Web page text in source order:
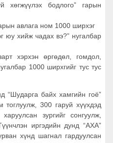
хөгжүүлэх бодлого” гарын
авлага ном 1000 ширхэг
юу хийж чадах вэ?” нугалбар
хэрхэн өргөдөл, гомдол,
1000 ширхгийг тус тус
“Шударга байх хамгийн гоё”
тоглуулж, 300 гаруй хүүхдэд
зургийг сонгуулж,
иргэдийн дунд “АХА”
хүнд шагнал гардуулсан